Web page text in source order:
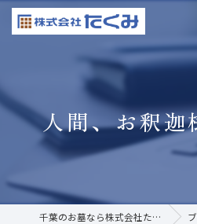
人間、お釈迦
千葉のお墓なら株式会社たくみ ブログ